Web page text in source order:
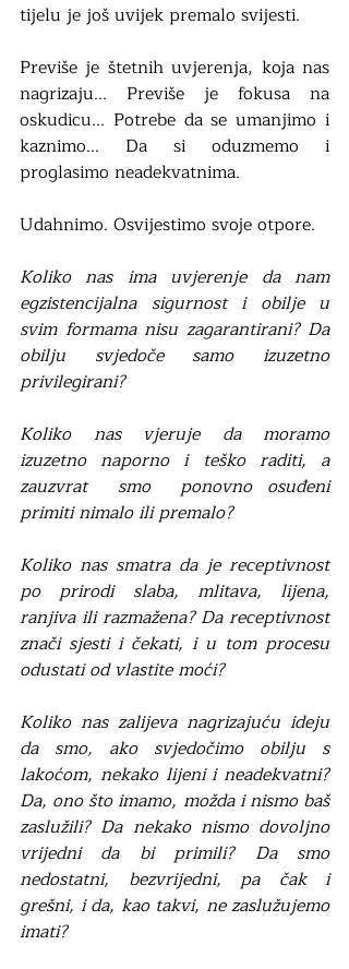
tijelu je još uvijek premalo svijesti.
Previše je štetnih uvjerenja, koja nas
nagrizaju... Previše je fokusa na
oskudicu... Potrebe da se umanjimo i
kaznimo... Da si oduzmemo i
proglasimo neadekvatnima.
Udahnimo. Osvijestimo svoje otpore.
Koliko nas ima uvjerenje da nam
egzistencijalna sigurnost i obilje u
svim formama nisu zagarantirani? Da
obilju svjedoče samo izuzetno
privilegirani?
Koliko nas vjeruje da moramo
izuzetno naporno i teško raditi, a
zauzvrat  smo  ponovno osuđeni
primiti nimalo ili premalo?
Koliko nas smatra da je receptivnost
po prirodi slaba, mlitava, lijena,
ranjiva ili razmažena? Da receptivnost
znači sjesti i čekati, i u tom procesu
odustati od vlastite moći?
Koliko nas zalijeva nagrizajuću ideju
da smo, ako svjedočimo obilju s
lakoćom, nekako lijeni i neadekvatni?
Da, ono što imamo, možda i nismo baš
zaslužili? Da nekako nismo dovoljno
vrijedni da bi primili? Da smo
nedostatni, bezvrijedni, pa čak i
grešni, i da, kao takvi, ne zaslužujemo
imati?